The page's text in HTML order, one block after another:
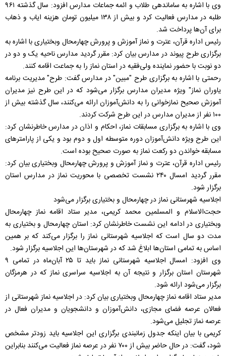
وی با اشاره به ساماندهی طلاب و ائمه جماعات مدارس افزود: سال گذشته ۹۶۱
طلبه در مدارس فعالیت کرد و بیش از ۱۳۸ میلیون تومان هزینه ایاب و ذهاب
برای آن‌ها پرداخت شد.
رئیس اداره قرآن، عترت و نماز آموزش و پرورش چهارمحال وبختیاری با اشاره به
برگزاری طرح پیوند در مدارس بیان کرد: مقرر گردید مدارس ناحیه یک و دو در
دو نوبت با حضور نماینده ولی‌فقیه در استان نماز را به جماعت اقامه کنند.
رحمتی با اشاره به برگزاری طرح "مبین" در مدارس گفت: طرح" مدیریت برنامه
یاوران نماز" ویژه مدیران مدارس برگزار می‌شود که در این طرح نیز مدیران
آموزش صحیح نمازخوانی را به دانش‌آموزان ارائه می‌کنند، سال گذشته بیش از
۱۰۰ نفر از مدیران مدارس در این طرح شرکت کردند.
وی با اشاره به برگزاری مسابقات نماز، احکام و اذان در مدارس خاطرنشان کرد:
این طرح ویژه دانش‌آموزان دوره متوسطه اول و دوم بود و یکی از پارامترهای
مسابقه خواندن دو رکعت نماز به صورت صحیح بوده است.
رئیس اداره قرآن، عترت و نماز آموزش و پرورش چهارمحال وبختیاری بیان کرد:
مقرر گردید امسال ۲۴۰ نشست تخصصی با محوریت نماز در مدارس استان
برگزار شود.
اجلاسیه شهرستانی نماز در چهارمحال و بختیاری برگزار می‌شود
حجت‌الاسلام و المسلمین محمد کریمی، مدیر ستاد اقامه نماز چهارمحال
وبختیاری در ادامه این نشست خاطرنشان کرد: استان چهارمحال و بختیاری به
مدت دو سال است که اجلاسیه شهرستانی نماز را برگزار می‌کند که بر همین
اساس به تمامی استان‌ها ابلاغ شد که در شهرستان‌ها این اجلاسیه برگزار شود.
وی افزود: امسال اجلاسیه شهرستانی نماز باید تا ۲۵ آبان‌ماه در تمامی ۹
شهرستان استان برگزار و نتیجه آن به اجلاسیه سراسری نماز که در هرمزگان
برگزار می‌شود ارائه شود.
مدیر ستاد اقامه نماز چهارمحال وبختیاری بیان کرد: در اجلاسیه نماز شهرستانی از
فعالان عرصه فضای مجازی، دانش‌آموزان و دانشجویان و مدیران فعال در
عرصه نماز تجلیل می‌شود.
کریمی با بیان اینکه جدول زمانبندی برگزاری این اجلاسیه باید زودتر مشخص
شود، گفت: در حال حاضر بیش از ۷۰۰ نفر در عرصه نماز فعالیت می‌کنند بنابراین